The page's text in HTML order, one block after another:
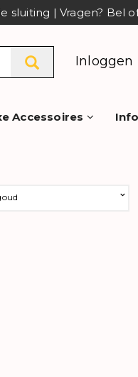
sluiting | Vragen? Bel
Inloggen
Accessoires